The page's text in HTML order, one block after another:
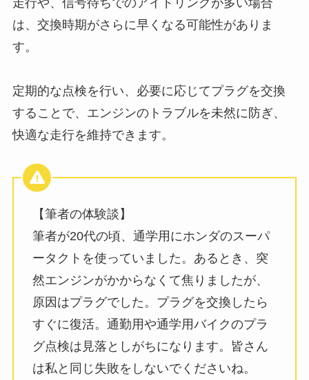
走行や、信号待ちでのアイドリングが多い場合
は、交換時期がさらに早くなる可能性がありま
す。
定期的な点検を行い、必要に応じてプラグを交換
することで、エンジンのトラブルを未然に防ぎ、
快適な走行を維持できます。
【筆者の体験談】
筆者が20代の頃、通学用にホンダのスーパ
ータクトを使っていました。あるとき、突
然エンジンがかからなくて焦りましたが、
原因はプラグでした。プラグを交換したら
すぐに復活。通勤用や通学用バイクのプラ
グ点検は見落としがちになります。皆さん
は私と同じ失敗をしないでくださいね。